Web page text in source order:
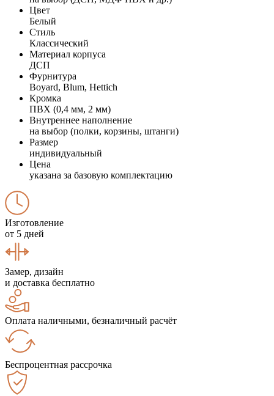
Цвет
Белый
Стиль
Классический
Материал корпуса
ДСП
Фурнитура
Boyard, Blum, Hettich
Кромка
ПВХ (0,4 мм, 2 мм)
Внутреннее наполнение
на выбор (полки, корзины, штанги)
Размер
индивидуальный
Цена
указана за базовую комплектацию
Изготовление
от 5 дней
Замер, дизайн
и доставка бесплатно
Оплата наличными, безналичный расчёт
Беспроцентная рассрочка